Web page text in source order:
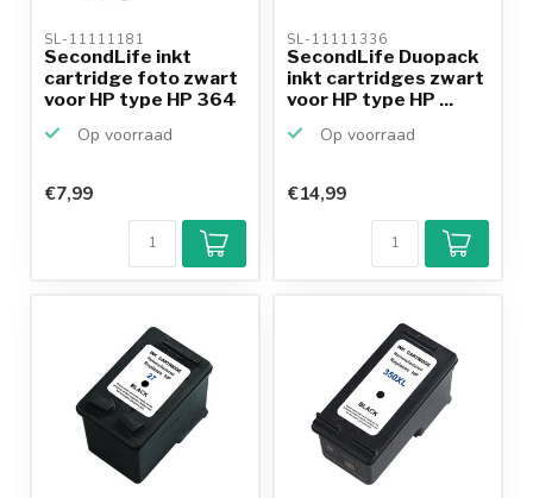
SL-11111181
SecondLife inkt
cartridge foto zwart
voor HP type HP 364
Op voorraad
€7,99
SL-11111336
SecondLife Duopack
inkt cartridges zwart
voor HP type HP ...
Op voorraad
€14,99